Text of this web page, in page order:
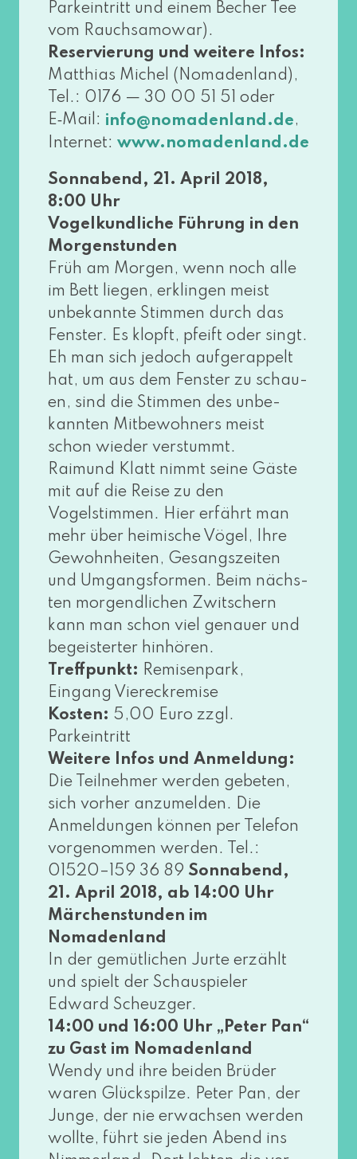
Parkeintritt und einem Becher Tee
vom Rauchsamowar).
Reservierung und wei­te­re Infos:
Matthias Michel (Nomadenland),
Tel.: 0176 — 30 00 51 51 oder
E‑Mail: info@​nomadenland.​de,
Internet: www​.noma​den​land​.de
Sonnabend, 21. April 2018,
8:00 Uhr
Vogelkundliche Führung in den
Morgenstunden
Früh am Morgen, wenn noch alle
im Bett lie­gen, erklin­gen meist
unbe­kann­te Stimmen durch das
Fenster. Es klopft, pfeift oder singt.
Eh man sich jedoch auf­ge­rap­pelt
hat, um aus dem Fenster zu schau­
en, sind die Stimmen des unbe­
kann­ten Mitbewohners meist
schon wie­der ver­stummt.
Raimund Klatt nimmt sei­ne Gäste
mit auf die Reise zu den
Vogelstimmen. Hier erfährt man
mehr über hei­mi­sche Vögel, Ihre
Gewohnheiten, Gesangszeiten
und Umgangsformen. Beim nächs­
ten mor­gend­li­chen Zwitschern
kann man schon viel genau­er und
begeis­ter­ter hin­hö­ren.
Treffpunkt: Remisenpark,
Eingang Viereckremise
Kosten: 5,00 Euro zzgl.
Parkeintritt
Weitere Infos und Anmeldung:
Die Teilnehmer wer­den gebe­ten,
sich vor­her anzu­mel­den. Die
Anmeldungen kön­nen per Telefon
vor­ge­nom­men wer­den. Tel.:
01520–159 36 89 Sonnabend,
21. April 2018, ab 14:00 Uhr
Märchenstunden im
Nomadenland
In der gemüt­li­chen Jurte erzählt
und spielt der Schauspieler
Edward Scheuzger.
14:00 und 16:00 Uhr „Peter Pan“
zu Gast im Nomadenland
Wendy und ihre bei­den Brüder
waren Glückspilze. Peter Pan, der
Junge, der nie erwach­sen wer­den
woll­te, führt sie jeden Abend ins